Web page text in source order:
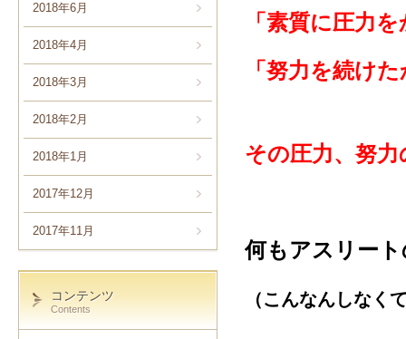
2018年6月
2018年4月
2018年3月
2018年2月
2018年1月
2017年12月
2017年11月
コンテンツ
Contents
「素質に圧力
「努力を続け
その圧力、努
何もアスリー
（こんなんしなく